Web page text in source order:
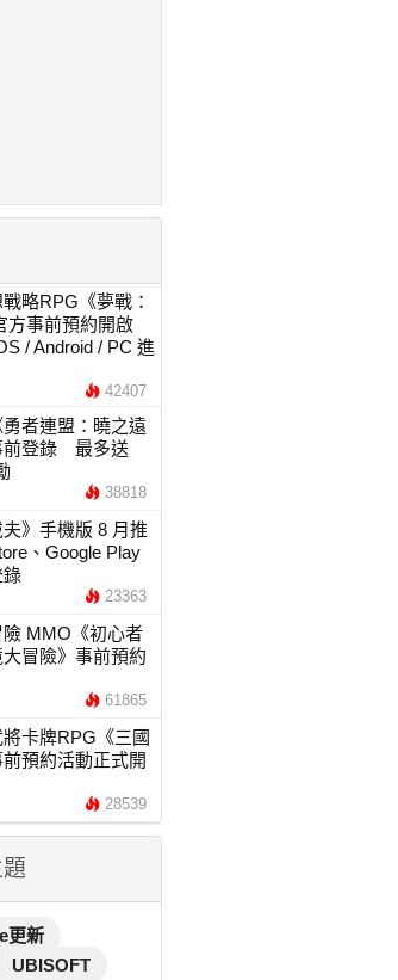
略RPG《夢戰：
方事前預約開啟
/ Android / PC 進
42407
勇者連盟：曉之遠
前登錄 最多送
38818
夫》手機版 8 月推
、Google Play
錄
23363
MMO《初心者
冒險》事前預約
61865
卡牌RPG《三國
預約活動正式開
28539
更新
UBISOFT